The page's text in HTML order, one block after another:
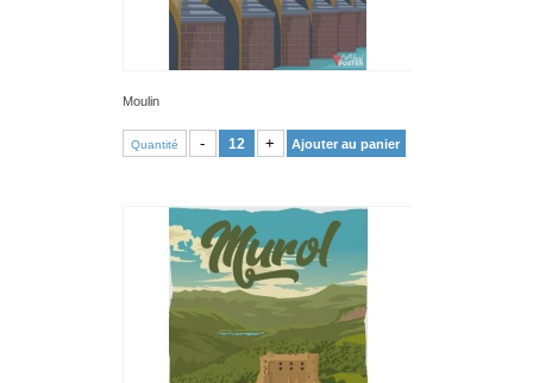
Moulin
Quantité - + Ajouter au panier